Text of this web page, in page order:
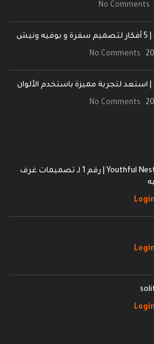
No Comments
No Comments
لتجربة مميزة باستخدم الألوان
No Comments
غرفة شباب - Youthful Nest | رقم 1 لـ تصميمات غرف